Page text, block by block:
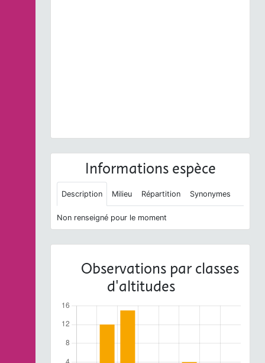
Informations espèce
Description Milieu Répartition Synonymes
Non renseigné pour le moment
Observations par classes
d'altitudes